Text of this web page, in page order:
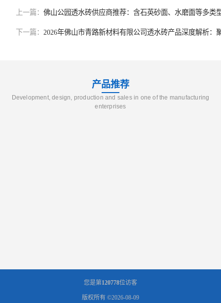
上一篇： 佛山公园透水砖供应商推荐：含石英砂面、水磨面等多类
下一篇： 2026年佛山市青路新材料有限公司透水砖产品深度解析：
产品推荐
Development, design, production and sales in one of the manufacturing
enterprises
您是第120778位访客
版权所有 ©2026-08-09